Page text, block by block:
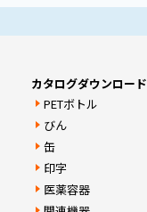
カタログダウンロード
PETボトル
びん
缶
印字
医薬容器